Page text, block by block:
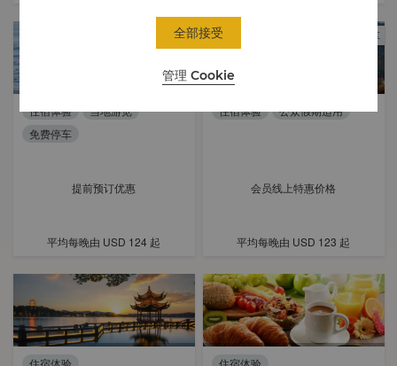
住宿体验
当地游览
免费停车
提前预订优惠
平均每晚由 USD 124 起
会员专享
住宿体验 公众假期适用
会员线上特惠价格
平均每晚由 USD 123 起
住宿体验 住宿体验
管理 Cookie
全部接受